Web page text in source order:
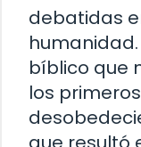
debatidas
bíblico que
los